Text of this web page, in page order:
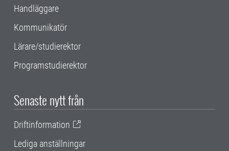
Handläggare
Kommunikatör
Lärare/studierektor
Programstudierektor
Senaste nytt från
Driftinformation
Lediga anställningar